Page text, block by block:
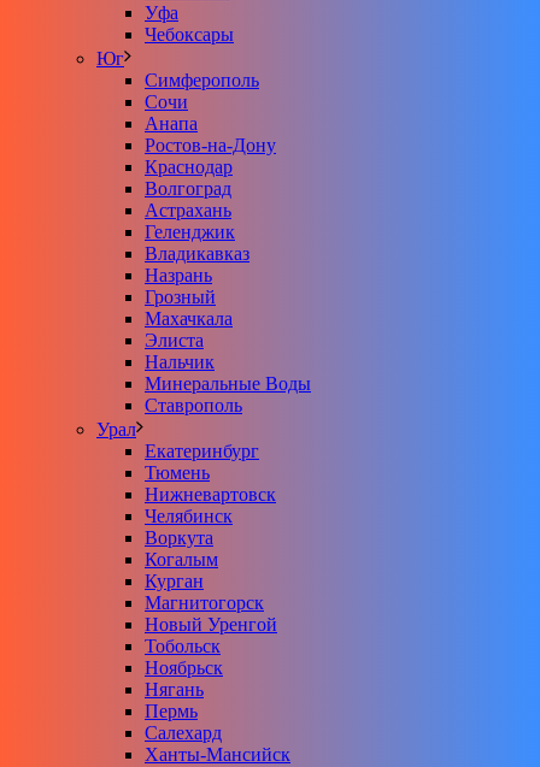
Уфа
Чебоксары
Юг
Симферополь
Сочи
Анапа
Ростов-на-Дону
Краснодар
Волгоград
Астрахань
Геленджик
Владикавказ
Назрань
Грозный
Махачкала
Элиста
Нальчик
Минеральные Воды
Ставрополь
Урал
Екатеринбург
Тюмень
Нижневартовск
Челябинск
Воркута
Когалым
Курган
Магнитогорск
Новый Уренгой
Тобольск
Ноябрьск
Нягань
Пермь
Салехард
Ханты-Мансийск